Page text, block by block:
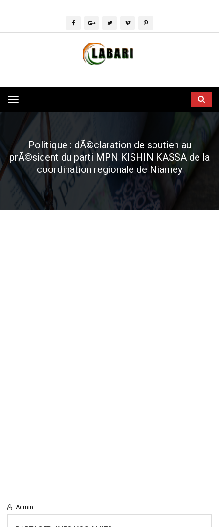
Toggle
navigation
Politique : dÃ©claration de soutien au
prÃ©sident du parti MPN KISHIN KASSA de la
coordination regionale de Niamey
Admin